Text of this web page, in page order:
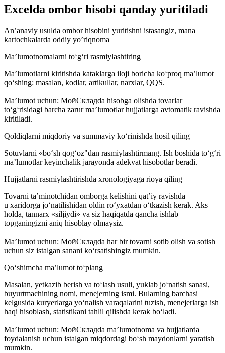
Excelda ombor hisobi qanday yuritiladi
An’anaviy usulda ombor hisobini yuritishni istasangiz, mana
kartochkalarda oddiy yo’riqnoma
Ma’lumotnomalarni to‘g‘ri rasmiylashtiring
Ma’lumotlarni kiritishda kataklarga iloji boricha ko‘proq ma’lumot
qo‘shing: masalan, kodlar, artikullar, narxlar, QQS.
Ma’lumot uchun: МойСкладda hisobga olishda tovarlar
to‘g‘risidagi barcha zarur ma’lumotlar hujjatlarga avtomatik ravishda
kiritiladi.
Qoldiqlarni miqdoriy va summaviy ko‘rinishda hosil qiling
Sotuvlarni «bo‘sh qog‘oz"dan rasmiylashtirmang. Ish boshida to‘g‘ri
ma’lumotlar keyinchalik jarayonda adekvat hisobotlar beradi.
Hujjatlarni rasmiylashtirishda xronologiyaga rioya qiling
Tovarni ta’minotchidan omborga kelishini qat’iy ravishda
u xaridorga jo‘natilishidan oldin ro‘yxatdan o‘tkazish kerak. Aks
holda, tannarx «siljiydi» va siz haqiqatda qancha ishlab
topganingizni aniq hisoblay olmaysiz.
Ma’lumot uchun: МойСкладda har bir tovarni sotib olish va sotish
uchun siz istalgan sanani ko‘rsatishingiz mumkin.
Qo‘shimcha ma’lumot to‘plang
Masalan, yetkazib berish va to‘lash usuli, yuklab jo‘natish sanasi,
buyurtmachining nomi, menejerning ismi. Bularning barchasi
kelgusida kuryerlarga yo‘nalish varaqalarini tuzish, menejerlarga ish
haqi hisoblash, statistikani tahlil qilishda kerak bo‘ladi.
Ma’lumot uchun: МойСкладda ma’lumotnoma va hujjatlarda
foydalanish uchun istalgan miqdordagi bo‘sh maydonlarni yaratish
mumkin.